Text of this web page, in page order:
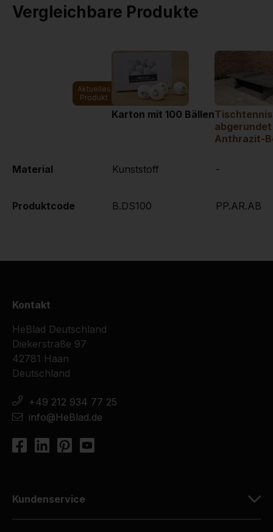
Vergleichbare Produkte
Aktuelles
Produkt
Karton mit 100 Bällen
Anthrazit-
Material
Produktcode
Kunststoff
B.DS100
-
PP.AR.AB
Kontakt
HeBlad Deutschland
Diekerstraße 97
42781 Haan
Deutschland
+49 212 934 77 25
info@HeBlad.de
Kundenservice